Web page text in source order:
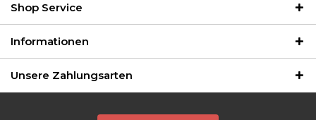
Shop Service
Informationen
Unsere Zahlungsarten